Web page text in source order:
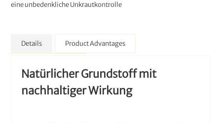
eine unbedenkliche Unkrautkontrolle
Details
Natürlicher Grundstoff mit
nachhaltiger Wirkung
Product Advantages